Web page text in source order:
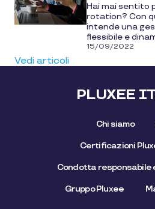
Hai mai sentito
rotation? Con
intende una
flessibile e
15/09/2022
Vedi articoli
PLUXEE
Chi siamo
Certificazioni
Condotta responsabile
Gruppo Pluxee